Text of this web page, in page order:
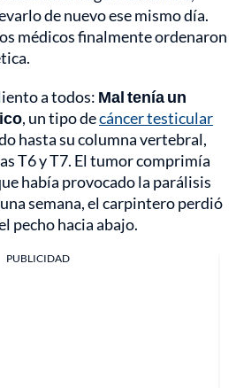
de nuevo ese mismo día.
médicos finalmente ordenaron
a todos: Mal tenía un
, un tipo decáncer testicular
hasta su columna vertebral,
T6 y T7. El tumor comprimía
había provocado la parálisis
semana, el carpintero perdió
pecho hacia abajo.
PUBLICIDAD